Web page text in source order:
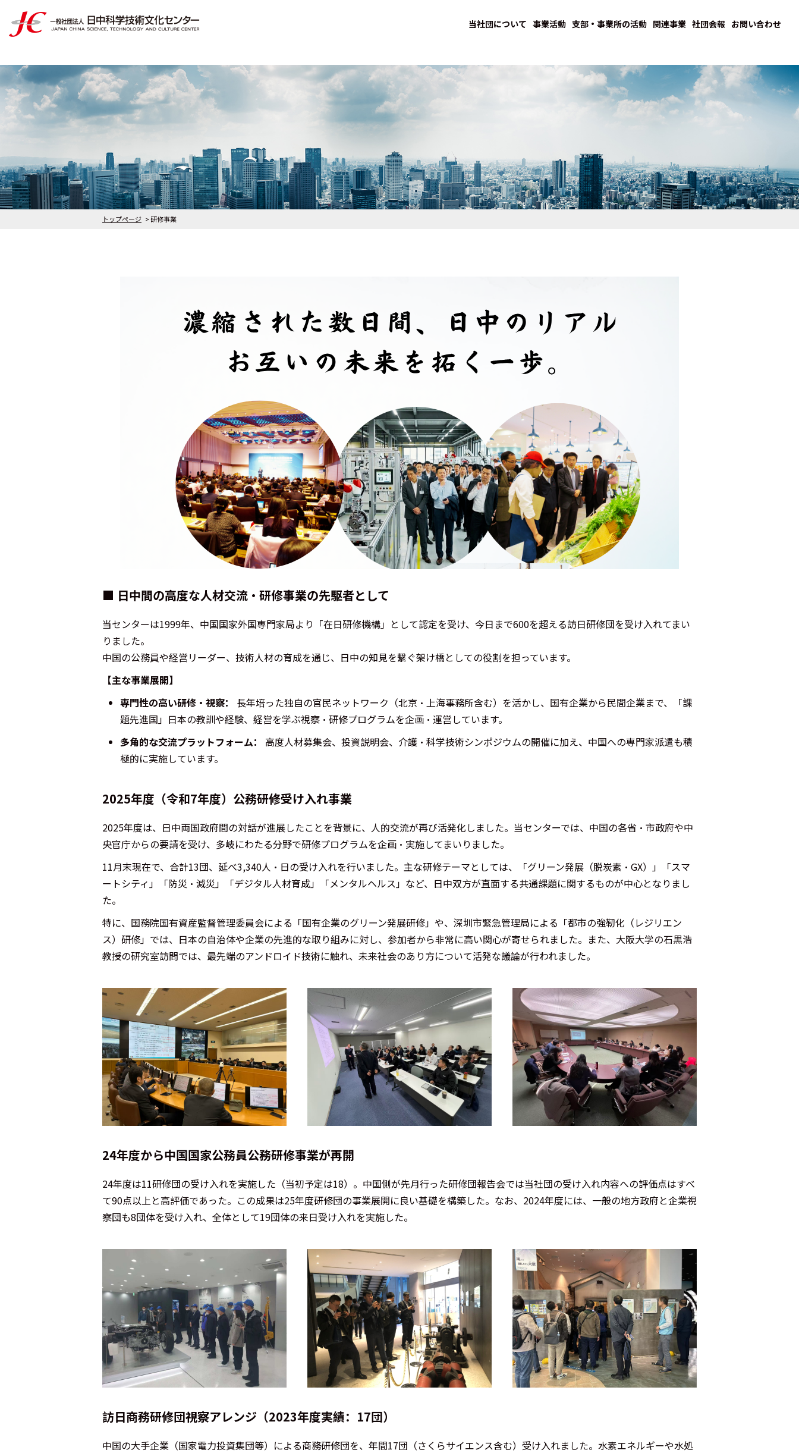
当社団について 事業活動 支部・事業所の活動 関連事業 社団会報 お問い合わせ
トップページ 研修事業
■ 日中間の高度な人材交流・研修事業の先駆者として
当センターは1999年、中国国家外国専門家局より「在日研修機構」として認定を受け、今日まで600を超える訪日研修団を受け入れてまい
りました。
中国の公務員や経営リーダー、技術人材の育成を通じ、日中の知見を繋ぐ架け橋としての役割を担っています。
【主な事業展開】
専門性の高い研修・視察：
長年培った独自の官民ネットワーク（北京・上海事務所含む）を活かし、国有企業から民間企業まで、「課
題先進国」日本の教訓や経験、経営を学ぶ視察・研修プログラムを企画・運営しています。
多角的な交流プラットフォーム：
高度人材募集会、投資説明会、介護・科学技術シンポジウムの開催に加え、中国への専門家派遣も積
極的に実施しています。
2025年度（令和7年度）公務研修受け入れ事業
2025年度は、日中両国政府間の対話が進展したことを背景に、人的交流が再び活発化しました。当センターでは、中国の各省・市政府や中
央官庁からの要請を受け、多岐にわたる分野で研修プログラムを企画・実施してまいりました。
11月末現在で、合計13団、延べ3,340人・日の受け入れを行いました。主な研修テーマとしては、「グリーン発展（脱炭素・GX）」「スマ
ートシティ」「防災・減災」「デジタル人材育成」「メンタルヘルス」など、日中双方が直面する共通課題に関するものが中心となりまし
た。
特に、国務院国有資産監督管理委員会による「国有企業のグリーン発展研修」や、深圳市緊急管理局による「都市の強靭化（レジリエン
ス）研修」では、日本の自治体や企業の先進的な取り組みに対し、参加者から非常に高い関心が寄せられました。また、大阪大学の石黒浩
教授の研究室訪問では、最先端のアンドロイド技術に触れ、未来社会のあり方について活発な議論が行われました。
24年度から中国国家公務員公務研修事業が再開
24年度は11研修団の受け入れを実施した（当初予定は18）。中国側が先月行った研修団報告会では当社団の受け入れ内容への評価点はすべ
て90点以上と高評価であった。この成果は25年度研修団の事業展開に良い基礎を構築した。なお、 2024年度には、一般の地方政府と企業視
察団も8団体を受け入れ、全体として19団体の来日受け入れを実施した。
訪日商務研修団視察アレンジ（2023年度実績：17団）
中国の大手企業（国家電力投資集団等）による商務研修団を、年間17団（さくらサイエンス含む）受け入れました。水素エネルギーや水処